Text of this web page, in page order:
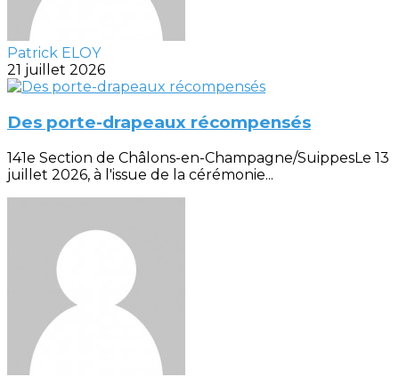
Patrick ELOY
21 juillet 2026
Des porte-drapeaux récompensés
141e Section de Châlons-en-Champagne/SuippesLe 13
juillet 2026, à l'issue de la cérémonie...